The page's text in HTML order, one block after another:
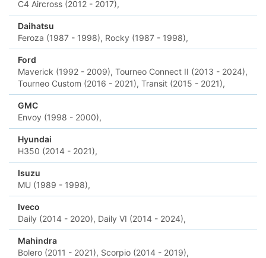
C4 Aircross (2012 - 2017),
Daihatsu
Feroza (1987 - 1998), Rocky (1987 - 1998),
Ford
Maverick (1992 - 2009), Tourneo Connect II (2013 - 2024),
Tourneo Custom (2016 - 2021), Transit (2015 - 2021),
GMC
Envoy (1998 - 2000),
Hyundai
H350 (2014 - 2021),
Isuzu
MU (1989 - 1998),
Iveco
Daily (2014 - 2020), Daily VI (2014 - 2024),
Mahindra
Bolero (2011 - 2021), Scorpio (2014 - 2019),